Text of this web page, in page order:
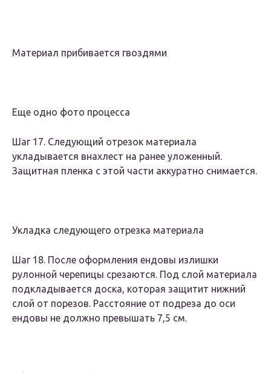
Материал прибивается гвоздями
Еще одно фото процесса
Шаг 17. Следующий отрезок материала
укладывается внахлест на ранее уложенный.
Защитная пленка с этой части аккуратно снимается.
Укладка следующего отрезка материала
Шаг 18. После оформления ендовы излишки
рулонной черепицы срезаются. Под слой материала
подкладывается доска, которая защитит нижний
слой от порезов. Расстояние от подреза до оси
ендовы не должно превышать 7,5 см.